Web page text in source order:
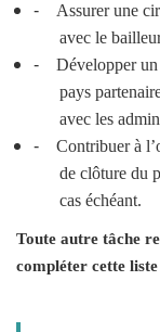
-
Assurer une
avec le
-
Développer un
pays
avec les
-
Contribuer à
de clôture du
cas échéant.
Toute autre tâche
compléter cette